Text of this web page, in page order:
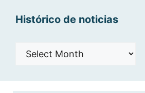
Histórico de noticias
Histórico